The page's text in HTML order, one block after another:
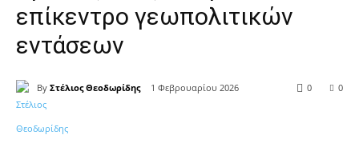
επίκεντρο γεωπολιτικών
εντάσεων
By Στέλιος Θεοδωρίδης 1 Φεβρουαρίου 2026 0
0